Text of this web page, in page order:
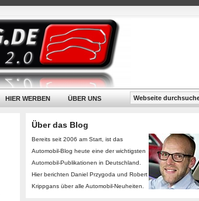
HIER WERBEN ÜBER UNS
Über das Blog
Bereits seit 2006 am Start, ist das
Automobil-Blog heute eine der wichtigsten
Automobil-Publikationen in Deutschland.
Hier berichten Daniel Przygoda und Robert
Krippgans über alle Automobil-Neuheiten.